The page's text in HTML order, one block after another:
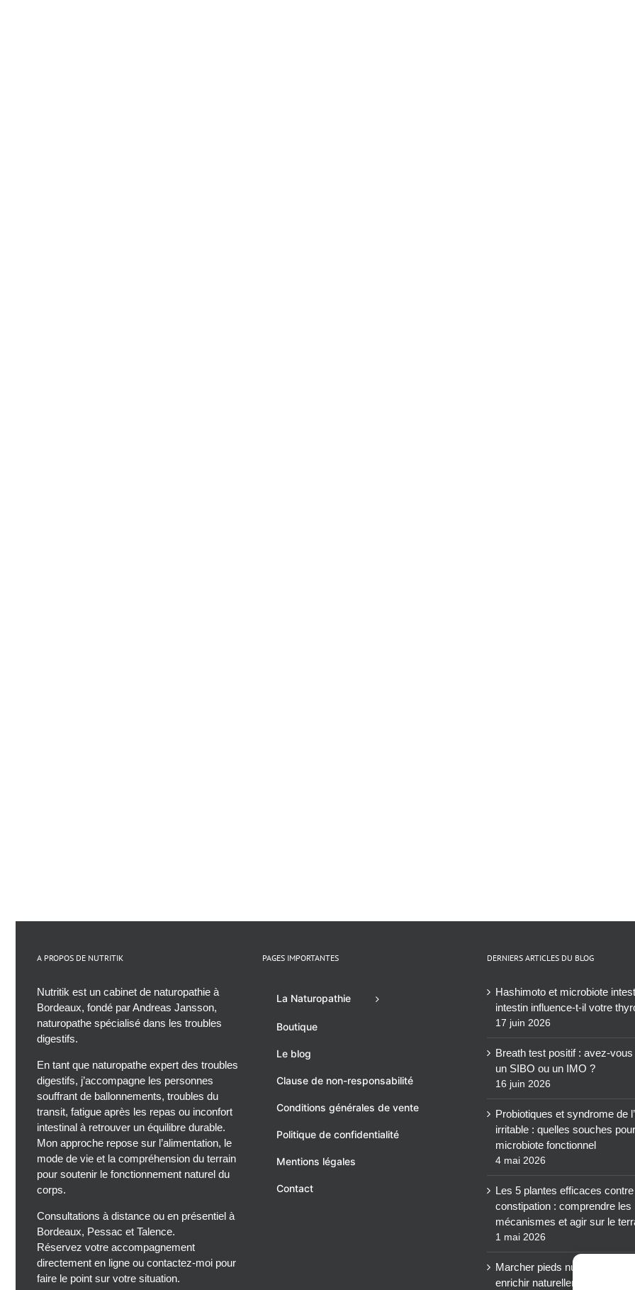
A PROPOS DE NUTRITIK
Nutritik est un cabinet de naturopathie à
Bordeaux, fondé par Andreas Jansson,
naturopathe spécialisé dans les troubles
digestifs.
En tant que naturopathe expert des troubles
digestifs, j’accompagne les personnes
souffrant de ballonnements, troubles du
transit, fatigue après les repas ou inconfort
intestinal à retrouver un équilibre durable.
Mon approche repose sur l’alimentation, le
mode de vie et la compréhension du terrain
pour soutenir le fonctionnement naturel du
corps.
Consultations à distance ou en présentiel à
Bordeaux, Pessac et Talence.
Réservez votre accompagnement
directement en ligne ou contactez-moi pour
faire le point sur votre situation.
PAGES IMPORTANTES
La Naturopathie
Boutique
Le blog
Clause de non-responsabilité
Conditions générales de vente
Politique de confidentialité
Mentions légales
Contact
DERNIERS ARTICLES DU BLOG
Hashimoto et microbiote
intestin influence-t-il votre
17 juin 2026
Breath test positif : avez-
un SIBO ou un IMO ?
16 juin 2026
Probiotiques et syndrome de
irritable : quelles souches
microbiote fonctionnel
4 mai 2026
Les 5 plantes efficaces
constipation : comprendre les
mécanismes et agir sur le
1 mai 2026
Marcher pieds nus : un levier
enrichir naturellement votre